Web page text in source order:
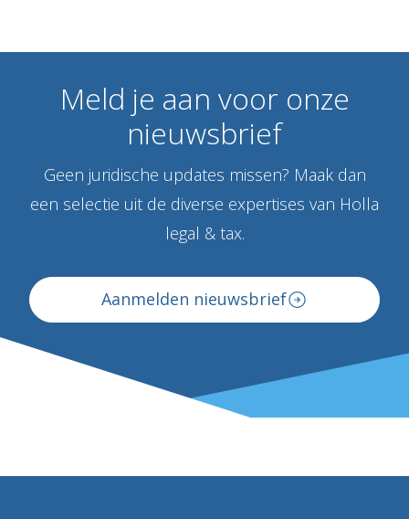
Meld je aan voor onze
nieuwsbrief
Geen juridische updates missen? Maak dan
een selectie uit de diverse expertises van Holla
legal & tax.
Aanmelden nieuwsbrief